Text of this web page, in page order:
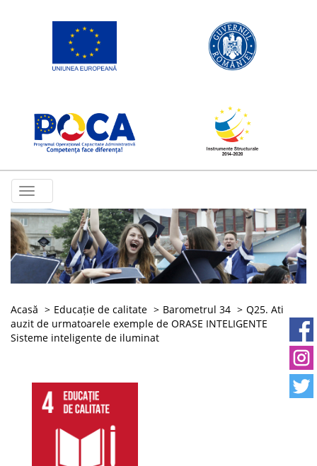
Toggle
navigation
Acasă Educație de calitate Barometrul 34
Q25. Ati
auzit de urmatoarele exemple de ORASE INTELIGENTE
Sisteme inteligente de iluminat